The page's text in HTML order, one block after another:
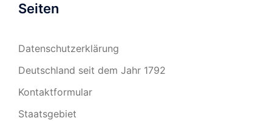
Seiten
Datenschutzerklärung
Deutschland seit dem Jahr 1792
Kontaktformular
Staatsgebiet